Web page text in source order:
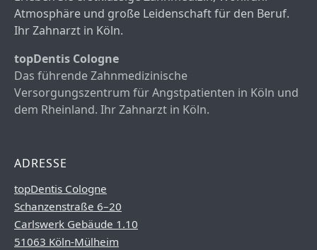
Atmosphäre und große Leidenschaft für den Beruf.
Ihr Zahnarzt in Köln.
topDentis Cologne
Das führende Zahnmedizinische
Versorgungszentrum für Angstpatienten in Köln und
dem Rheinland. Ihr Zahnarzt in Köln.
ADRESSE
topDentis Cologne
Schanzenstraße 6–20
Carlswerk Gebäude 1.10
51063 Köln-Mülheim